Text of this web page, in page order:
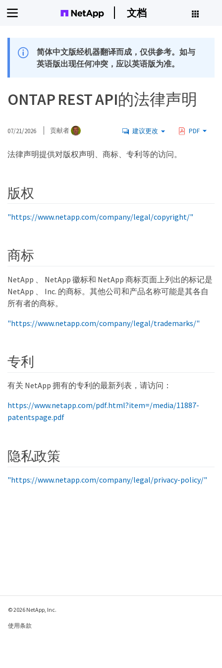
文档
简体中文版经机器翻译而成，仅供参考。如与
英语版出现任何冲突，应以英语版为准。
ONTAP REST API的法律声明
07/21/2026 贡献者 建议更改 PDF
法律声明提供对版权声明、商标、专利等的访问。
版权
"https://www.netapp.com/company/legal/copyright/"
商标
NetApp 、 NetApp 徽标和 NetApp 商标页面上列出的标记是
NetApp 、 Inc. 的商标。其他公司和产品名称可能是其各自
所有者的商标。
"https://www.netapp.com/company/legal/trademarks/"
专利
有关 NetApp 拥有的专利的最新列表，请访问：
https://www.netapp.com/pdf.html?item=/media/11887-
patentspage.pdf
隐私政策
"https://www.netapp.com/company/legal/privacy-policy/"
© 2026 NetApp, Inc.
使用条款